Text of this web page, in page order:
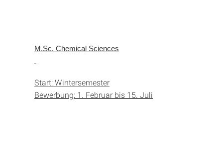
M.Sc. Chemical Sciences
Start: Wintersemester
Bewerbung: 1. Februar bis 15. Juli